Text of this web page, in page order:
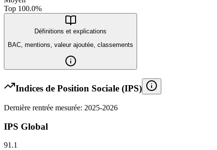
Top 100.0%
Définitions et explications
BAC, mentions, valeur ajoutée, classements
Indices de Position Sociale (IPS)
Dernière rentrée mesurée: 2025-2026
IPS Global
91.1